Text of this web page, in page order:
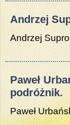
Andrzej
Andrzej
Paweł
podróżnik.
Paweł